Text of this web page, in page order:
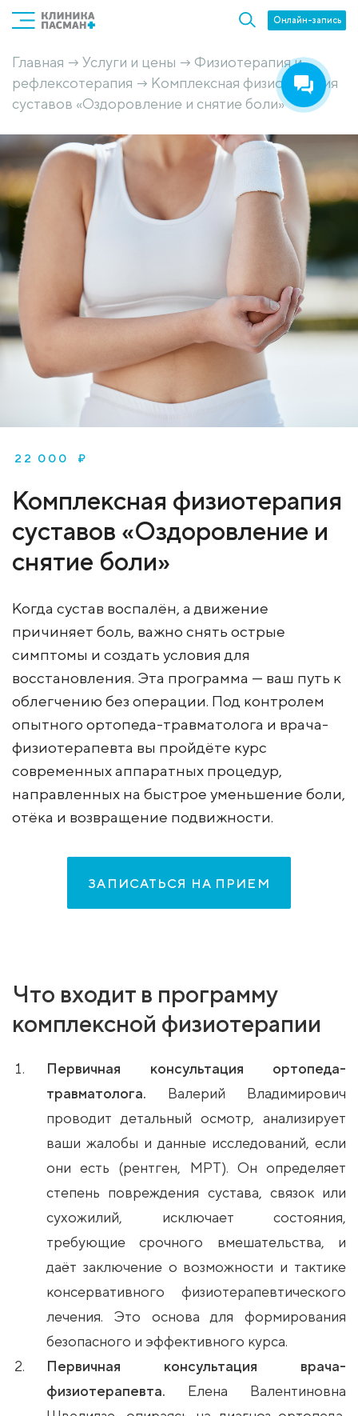
Онлайн-запись
Главная → Услуги и цены → Физиотерапия и
рефлексотерапия → Комплексная физиотерапия
суставов «Оздоровление и снятие боли»
22 000 ₽
Комплексная физиотерапия
суставов «Оздоровление и
снятие боли»
Когда сустав воспалён, а движение
причиняет боль, важно снять острые
симптомы и создать условия для
восстановления. Эта программа — ваш путь к
облегчению без операции. Под контролем
опытного ортопеда-травматолога и врача-
физиотерапевта вы пройдёте курс
современных аппаратных процедур,
направленных на быстрое уменьшение боли,
отёка и возвращение подвижности.
ЗАПИСАТЬСЯ НА ПРИЕМ
Что входит в программу
комплексной физиотерапии
Первичная консультация ортопеда-
травматолога. Валерий Владимирович
проводит детальный осмотр, анализирует
ваши жалобы и данные исследований, если
они есть (рентген, МРТ). Он определяет
степень повреждения сустава, связок или
сухожилий, исключает состояния,
требующие срочного вмешательства, и
даёт заключение о возможности и тактике
консервативного физиотерапевтического
лечения. Это основа для формирования
безопасного и эффективного курса.
Первичная консультация врача-
физиотерапевта. Елена Валентиновна